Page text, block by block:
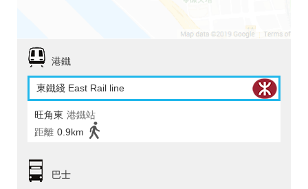
港鐵
東鐵綫 East Rail line
旺角東 港鐵站
距離 0.9km
巴士